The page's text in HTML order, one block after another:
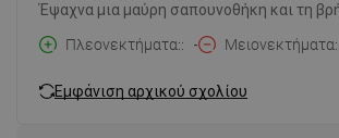
Έψαχνα μια μαύρη σαπουνοθήκη και τη
Πλεονεκτήματα:
- Μειονεκτήματα:
Εμφάνιση αρχικού σχολίου